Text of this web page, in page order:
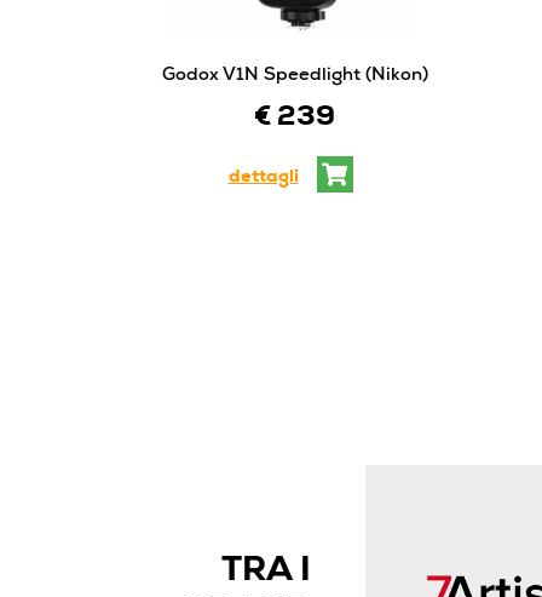
Godox V1N Speedlight (Nikon)
€ 239
dettagli
TRA I